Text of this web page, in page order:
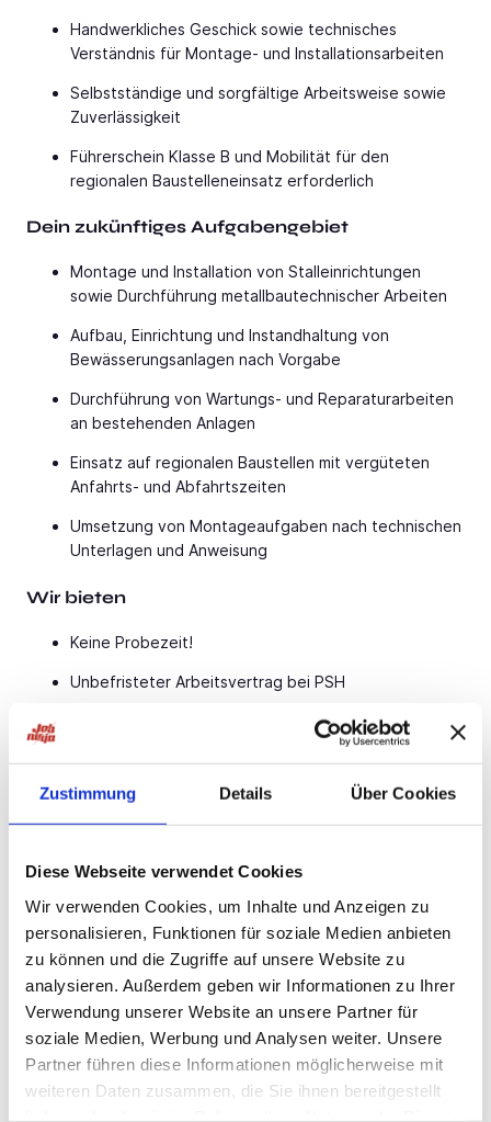
Zustimmung Details Über Cookies
Diese Webseite verwendet Cookies
Wir verwenden Cookies, um Inhalte und Anzeigen zu
personalisieren, Funktionen für soziale Medien anbieten
zu können und die Zugriffe auf unsere Website zu
analysieren. Außerdem geben wir Informationen zu Ihrer
Verwendung unserer Website an unsere Partner für
soziale Medien, Werbung und Analysen weiter. Unsere
Partner führen diese Informationen möglicherweise mit
weiteren Daten zusammen, die Sie ihnen bereitgestellt
Handwerkliches Geschick sowie technisches
Verständnis für Montage- und Installationsarbeiten
Selbstständige und sorgfältige Arbeitsweise sowie
Zuverlässigkeit
Führerschein Klasse B und Mobilität für den
regionalen Baustelleneinsatz erforderlich
Dein zukünftiges Aufgabengebiet
Montage und Installation von Stalleinrichtungen
sowie Durchführung metallbautechnischer Arbeiten
Aufbau, Einrichtung und Instandhaltung von
Bewässerungsanlagen nach Vorgabe
Durchführung von Wartungs- und Reparaturarbeiten
an bestehenden Anlagen
Einsatz auf regionalen Baustellen mit vergüteten
Anfahrts- und Abfahrtszeiten
Umsetzung von Montageaufgaben nach technischen
Unterlagen und Anweisung
Wir bieten
Keine Probezeit!
Unbefristeter Arbeitsvertrag bei PSH
Möglichkeit einer wöchentlichen Abschlagszahlung
Übertarifliche Bezahlung, Urlaubs- & Weihnachtsgeld
Übernahmemöglichkeit beim Kundenbetrieb
Persönliche Betreuung durch dein PSH-Team vor Ort
Teamgeist & gelebte Loyalität im täglichen
Miteinander
Ansprechpartner
Frank Janssen
Key Account Manager